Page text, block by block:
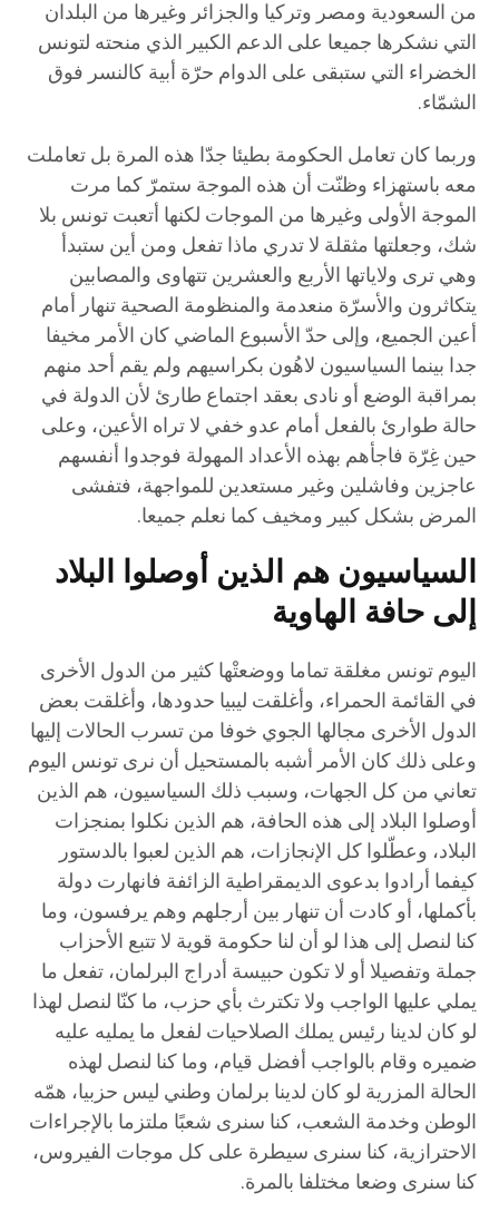
من السعودية ومصر وتركيا والجزائر وغيرها من البلدان
التي نشكرها جميعا على الدعم الكبير الذي منحته لتونس
الخضراء التي ستبقى على الدوام حرّة أبية كالنسر فوق
الشمّاء.
وربما كان تعامل الحكومة بطيئا جدّا هذه المرة بل تعاملت
معه باستهزاء وظنّت أن هذه الموجة ستمرّ كما مرت
الموجة الأولى وغيرها من الموجات لكنها أتعبت تونس بلا
شك، وجعلتها مثقلة لا تدري ماذا تفعل ومن أين ستبدأ
وهي ترى ولاياتها الأربع والعشرين تتهاوى والمصابين
يتكاثرون والأسرّة منعدمة والمنظومة الصحية تنهار أمام
أعين الجميع، وإلى حدّ الأسبوع الماضي كان الأمر مخيفا
جدا بينما السياسيون لاهُون بكراسيهم ولم يقم أحد منهم
بمراقبة الوضع أو نادى بعقد اجتماع طارئ لأن الدولة في
حالة طوارئ بالفعل أمام عدو خفي لا تراه الأعين، وعلى
حين غِرّة فاجأهم بهذه الأعداد المهولة فوجدوا أنفسهم
عاجزين وفاشلين وغير مستعدين للمواجهة، فتفشى
المرض بشكل كبير ومخيف كما نعلم جميعا.
السياسيون هم الذين أوصلوا البلاد
إلى حافة الهاوية
اليوم تونس مغلقة تماما ووضعتْها كثير من الدول الأخرى
في القائمة الحمراء، وأغلقت ليبيا حدودها، وأغلقت بعض
الدول الأخرى مجالها الجوي خوفا من تسرب الحالات إليها
وعلى ذلك كان الأمر أشبه بالمستحيل أن نرى تونس اليوم
تعاني من كل الجهات، وسبب ذلك السياسيون، هم الذين
أوصلوا البلاد إلى هذه الحافة، هم الذين نكلوا بمنجزات
البلاد، وعطّلوا كل الإنجازات، هم الذين لعبوا بالدستور
كيفما أرادوا بدعوى الديمقراطية الزائفة فانهارت دولة
بأكملها، أو كادت أن تنهار بين أرجلهم وهم يرفسون، وما
كنا لنصل إلى هذا لو أن لنا حكومة قوية لا تتبع الأحزاب
جملة وتفصيلا أو لا تكون حبيسة أدراج البرلمان، تفعل ما
يملي عليها الواجب ولا تكترث بأي حزب، ما كنّا لنصل لهذا
لو كان لدينا رئيس يملك الصلاحيات لفعل ما يمليه عليه
ضميره وقام بالواجب أفضل قيام، وما كنا لنصل لهذه
الحالة المزرية لو كان لدينا برلمان وطني ليس حزبيا، همّه
الوطن وخدمة الشعب، كنا سنرى شعبًا ملتزما بالإجراءات
الاحترازية، كنا سنرى سيطرة على كل موجات الفيروس،
كنا سنرى وضعا مختلفا بالمرة.